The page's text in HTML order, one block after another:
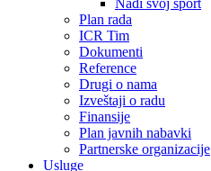
Nađi svoj sport
Plan rada
ICR Tim
Dokumenti
Reference
Drugi o nama
Izveštaji o radu
Finansije
Plan javnih nabavki
Partnerske organizacije
Usluge